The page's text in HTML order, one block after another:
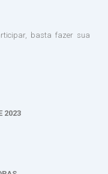
basta fazer sua
2023